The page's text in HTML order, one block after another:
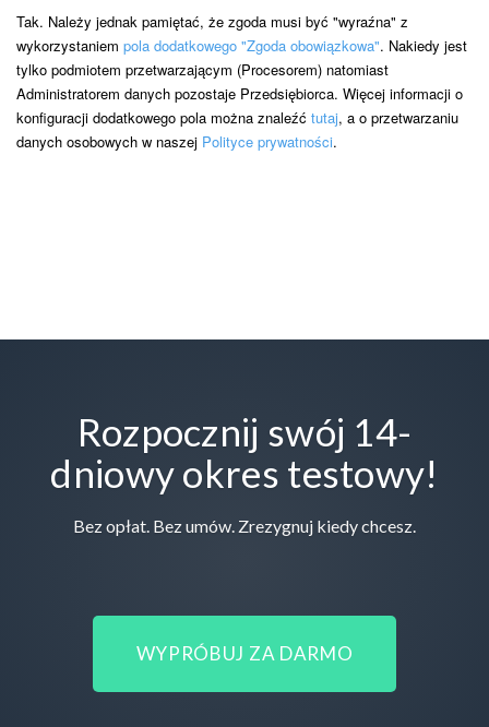
Tak. Należy jednak pamiętać, że zgoda musi być "wyraźna" z
wykorzystaniem pola dodatkowego "Zgoda obowiązkowa". Nakiedy jest
tylko podmiotem przetwarzającym (Procesorem) natomiast
Administratorem danych pozostaje Przedsiębiorca. Więcej informacji o
konfiguracji dodatkowego pola można znaleźć tutaj, a o przetwarzaniu
danych osobowych w naszej Polityce prywatności.
Rozpocznij swój 14-
dniowy okres testowy!
Bez opłat. Bez umów. Zrezygnuj kiedy chcesz.
WYPRÓBUJ ZA DARMO